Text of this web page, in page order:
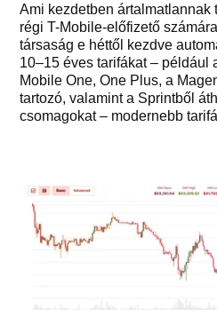
Ami kezdetben ártalmatlannak
régi T-Mobile-előfizető
társaság e héttől kezdve
10–15 éves tarifákat – például
Mobile One, One Plus, a
tartozó, valamint a Sprintből
csomagokat – modernebb